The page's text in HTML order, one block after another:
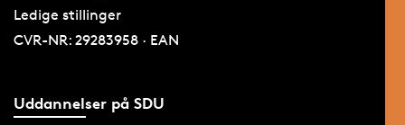
Ledige stillinger
CVR-NR: 29283958 · EAN
Uddannelser på SDU